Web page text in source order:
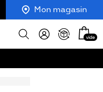
Mon magasin
Afficher
Mon
panier
vide